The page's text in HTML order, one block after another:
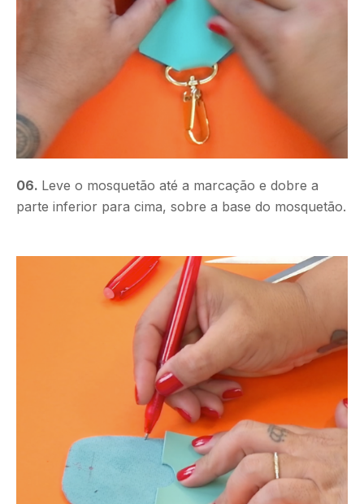
06. Leve o mosquetão até a marcação e dobre a
parte inferior para cima, sobre a base do mosquetão.